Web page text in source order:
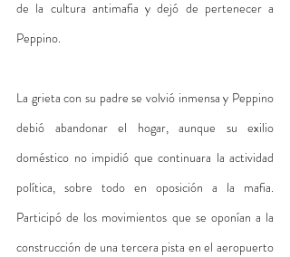
de la cultura antimafia y dejó de pertenecer a
Peppino.
La grieta con su padre se volvió inmensa y Peppino
debió abandonar el hogar, aunque su exilio
doméstico no impidió que continuara la actividad
política, sobre todo en oposición a la mafia.
Participó de los movimientos que se oponían a la
construcción de una tercera pista en el aeropuerto